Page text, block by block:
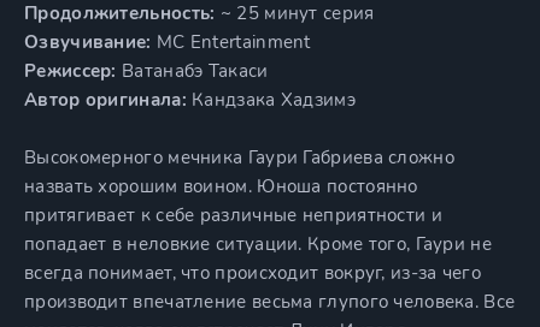
Продолжительность: ~ 25 минут серия
Озвучивание: MC Entertainment
Режиссер: Ватанабэ Такаси
Автор оригинала: Кандзака Хадзимэ
Высокомерного мечника Гаури Габриева сложно
назвать хорошим воином. Юноша постоянно
притягивает к себе различные неприятности и
попадает в неловкие ситуации. Кроме того, Гаури не
всегда понимает, что происходит вокруг, из-за чего
производит впечатление весьма глупого человека. Все